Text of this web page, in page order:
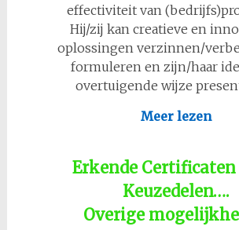
effectiviteit van
Hij/zij kan creatieve en
oplossingen verzinnen/
formuleren en zijn/haar
overtuigende wijze
Meer lezen
Erkende Certificaten
Keuzedelen….
Overige